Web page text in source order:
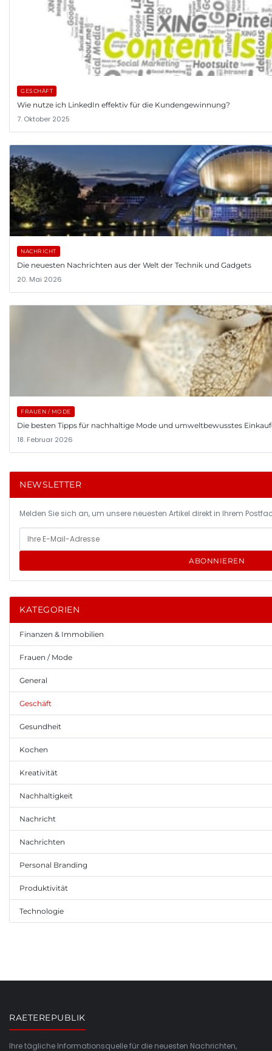
GESCHÄFT
Wie nutze ich LinkedIn effektiv für die Kundengewinnung?
7. Oktober 2025
NACHRICHT
Die neuesten Nachrichten aus der Welt der Technik und Gadgets
20. Mai 2026
FRAUEN / MODE
Die besten Tipps für nachhaltige Mode und umweltbewusstes
18. Februar 2026
NEWSLETTER
Melden Sie sich an, um unsere neuesten Artikel direkt in Ihrem
ABONNIEREN
KATEGORIEN
Finanzen & Immobilien
Frauen / Mode
General
Geschäft
Gesundheit
Kochen
Kreativität
Nachhaltigkeit
Nachricht
Nachrichten
Personal Branding
Produktivität
Technologie
RAETEREPUBLIK
Ihre tägliche Informationsquelle für die neuesten Nachrichten,